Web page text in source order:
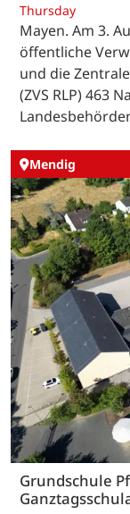
Thursday
Mayen. Am 3.
öffentliche
und die
(ZVS RLP) 463
Mendig
Grundschule